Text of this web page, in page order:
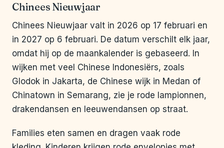
Chinees Nieuwjaar
Chinees Nieuwjaar valt in 2026 op 17 februari en
in 2027 op 6 februari. De datum verschilt elk jaar,
omdat hij op de maankalender is gebaseerd. In
wijken met veel Chinese Indonesiërs, zoals
Glodok in Jakarta, de Chinese wijk in Medan of
Chinatown in Semarang, zie je rode lampionnen,
drakendansen en leeuwendansen op straat.
Families eten samen en dragen vaak rode